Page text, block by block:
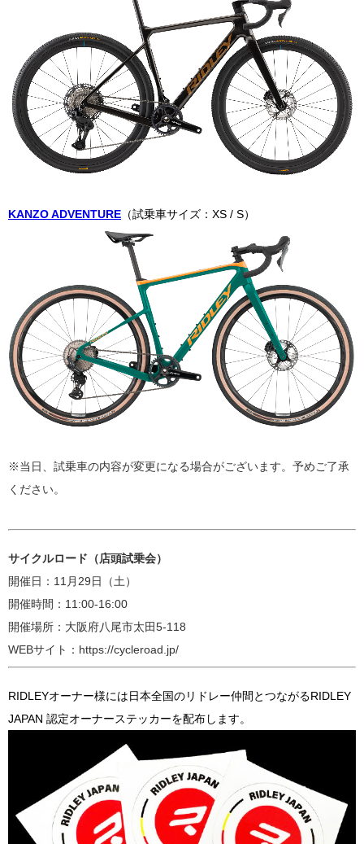
KANZO ADVENTURE （試乗車サイズ：XS / S）
※当日、試乗車の内容が変更になる場合がございます。予めご了承
ください。
サイクルロード（店頭試乗会）
開催日：11月29日（土）
開催時間：11:00-16:00
開催場所：大阪府八尾市太田5-118
WEBサイト：https://cycleroad.jp/
RIDLEYオーナー様には日本全国のリドレー仲間とつながるRIDLEY
JAPAN 認定オーナーステッカーを配布します。